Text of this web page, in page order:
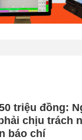
triệu đồng:
chịu trách
báo chí